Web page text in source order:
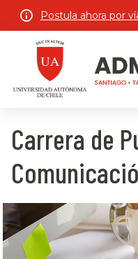
Postula ahora por
Carrera de